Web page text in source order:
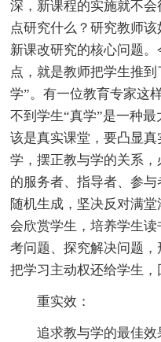
深，新课程的实施就不
点研究什么？研究教师
新课改研究的核心问题
点，就是教师把学生推
学”。有一位教育专家这
不到学生“真学”是一种
该是真实课堂，要凸显
学，摆正教与学的关系
的服务者、指导者、参与
随机生成，坚决反对满
会欣赏学生，培养学生
考问题、探究解决问题
把学习主动权还给学生，
重实效：
追求教与学的最佳